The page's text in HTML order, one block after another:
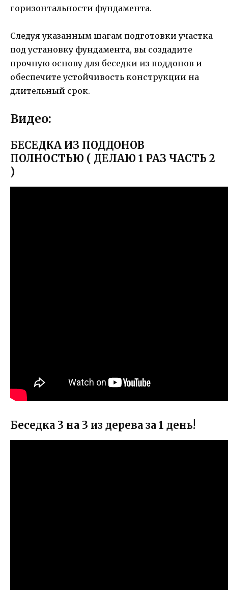
горизонтальности фундамента.
Следуя указанным шагам подготовки участка
под установку фундамента, вы создадите
прочную основу для беседки из поддонов и
обеспечите устойчивость конструкции на
длительный срок.
Видео:
БЕСЕДКА ИЗ ПОДДОНОВ
ПОЛНОСТЬЮ ( ДЕЛАЮ 1 РАЗ ЧАСТЬ 2
)
Беседка 3 на 3 из дерева за 1 день!